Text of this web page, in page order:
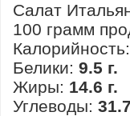
Салат
100 грамм
Калорийность:
Белики: 9.5 г.
Жиры: 14.6 г.
Углеводы: